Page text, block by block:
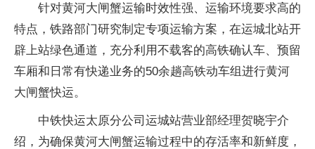
针对黄河大闸蟹运输时效性强、运输环境要求高的
特点，铁路部门研究制定专项运输方案，在运城北站开
辟上站绿色通道，充分利用不载客的高铁确认车、预留
车厢和日常有快递业务的50余趟高铁动车组进行黄河
大闸蟹快运。
中铁快运太原分公司运城站营业部经理贺晓宇介
绍，为确保黄河大闸蟹运输过程中的存活率和新鲜度，